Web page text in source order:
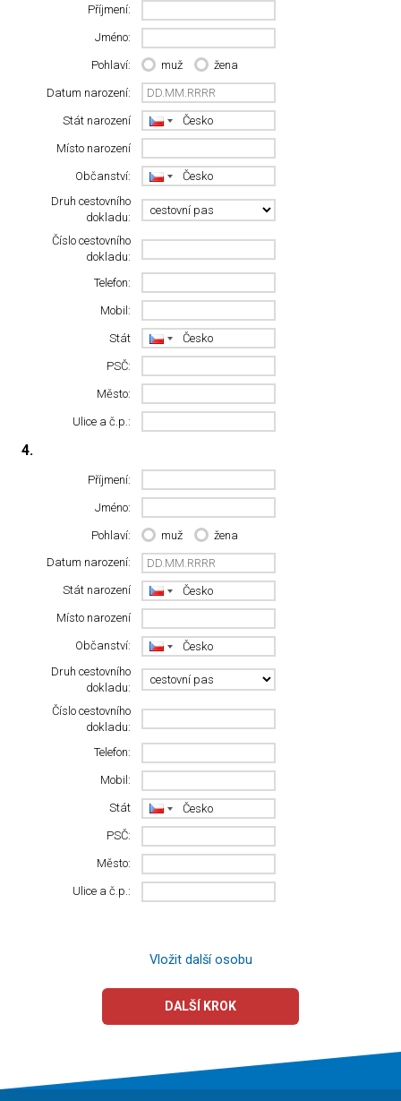
Příjmení:
Jméno:
Pohlaví: muž žena
Datum narození:
Stát narození
Místo narození
Občanství:
Druh cestovního
dokladu:
Číslo cestovního
dokladu:
Telefon:
Mobil:
Stát
PSČ:
Město:
Ulice a č.p.:
4.
Příjmení:
Jméno:
Pohlaví: muž žena
Datum narození:
Stát narození
Místo narození
Občanství:
Druh cestovního
dokladu:
Číslo cestovního
dokladu:
Telefon:
Mobil:
Stát
PSČ:
Město:
Ulice a č.p.:
Vložit další osobu
DALŠÍ KROK